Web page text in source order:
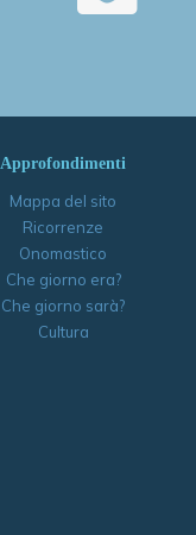
Approfondimenti
Mappa del sito
Ricorrenze
Onomastico
Che giorno era?
Che giorno sarà?
Cultura